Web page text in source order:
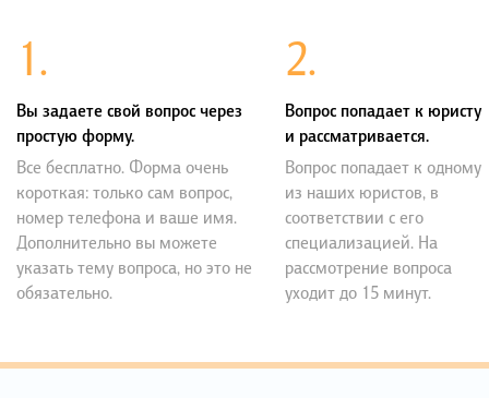
1.
Вы задаете свой вопрос через
простую форму.
Все бесплатно. Форма очень
короткая: только сам вопрос,
номер телефона и ваше имя.
Дополнительно вы можете
указать тему вопроса, но это не
обязательно.
2.
Вопрос попадает к юристу
и рассматривается.
Вопрос попадает к одному
из наших юристов, в
соответствии с его
специализацией. На
рассмотрение вопроса
уходит до 15 минут.